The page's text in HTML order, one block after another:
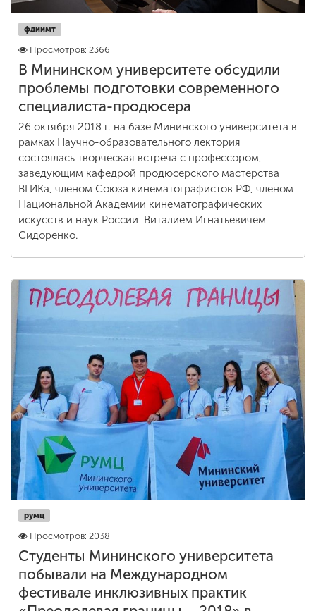
фдиимт
Просмотров: 2366
В Мининском университете обсудили
проблемы подготовки современного
специалиста-продюсера
26 октября 2018 г. на базе Мининского университета в
рамках Научно-образовательного лектория
состоялась творческая встреча с профессором,
заведующим кафедрой продюсерского мастерства
ВГИКа, членом Союза кинематографистов РФ, членом
Национальной Академии кинематографических
искусств и наук России Виталием Игнатьевичем
Сидоренко.
румц
Просмотров: 2038
Студенты Мининского университета
побывали на Международном
фестивале инклюзивных практик